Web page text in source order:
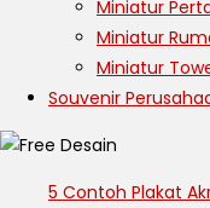
Miniatur
Miniatur
Miniatur
Souvenir
5 Contoh Plakat